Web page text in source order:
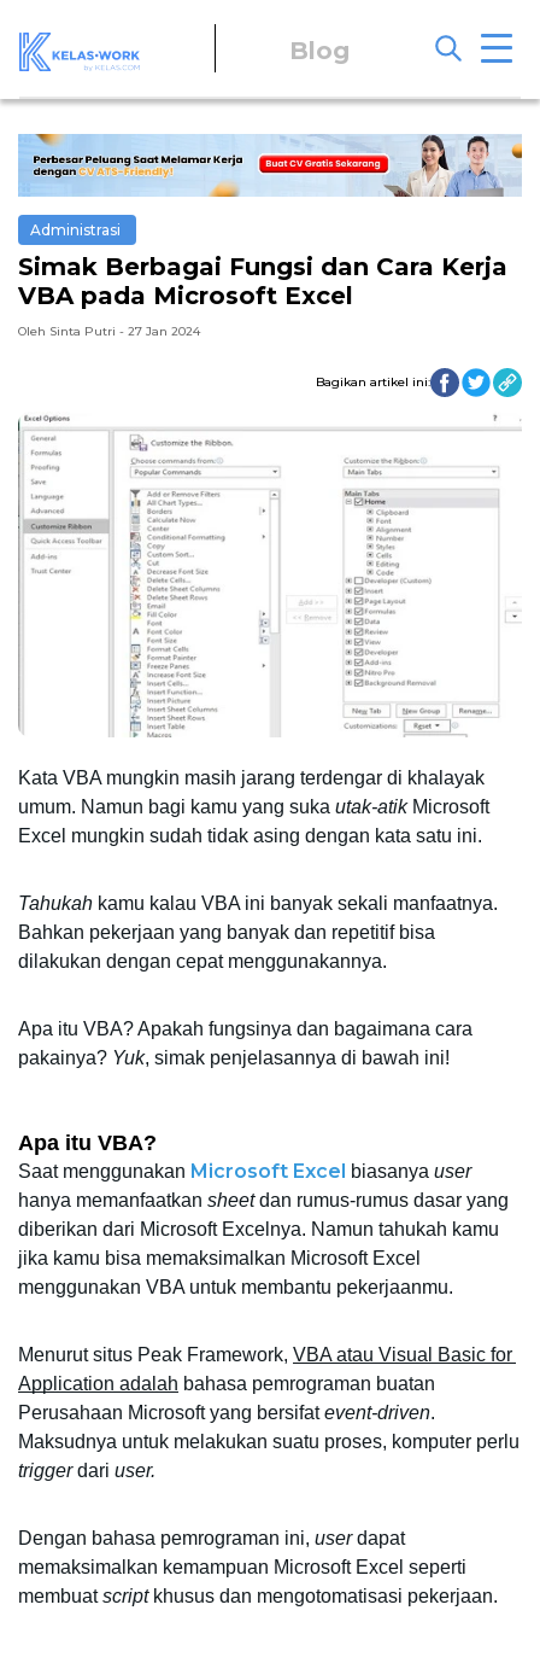
Blog
Administrasi
Simak Berbagai Fungsi dan Cara Kerja
VBA pada Microsoft Excel
Oleh Sinta Putri - 27 Jan 2024
Bagikan artikel ini:
Kata VBA mungkin masih jarang terdengar di khalayak
umum. Namun bagi kamu yang suka utak-atik Microsoft
Excel mungkin sudah tidak asing dengan kata satu ini.
Tahukah kamu kalau VBA ini banyak sekali manfaatnya.
Bahkan pekerjaan yang banyak dan repetitif bisa
dilakukan dengan cepat menggunakannya.
Apa itu VBA? Apakah fungsinya dan bagaimana cara
pakainya? Yuk, simak penjelasannya di bawah ini!
Apa itu VBA?
Saat menggunakan Microsoft Excel biasanya user
hanya memanfaatkan sheet dan rumus-rumus dasar yang
diberikan dari Microsoft Excelnya. Namun tahukah kamu
jika kamu bisa memaksimalkan Microsoft Excel
menggunakan VBA untuk membantu pekerjaanmu.
Menurut situs Peak Framework, VBA atau Visual Basic for
Application adalah bahasa pemrograman buatan
Perusahaan Microsoft yang bersifat event-driven.
trigger dari user.
Dengan bahasa pemrograman ini, user dapat
memaksimalkan kemampuan Microsoft Excel seperti
membuat script khusus dan mengotomatisasi pekerjaan.